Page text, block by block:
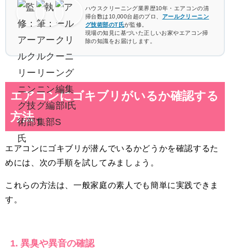
ハウスクリーニング業界歴10年・エアコンの清
掃台数は10,000台超のプロ、
アールクリーニン
グ技術部のT氏が監修。
現場の知見に基づいた正しいお家やエアコン掃
除の知識をお届けします。
エアコンにゴキブリがいるか確認する
方法
エアコンにゴキブリが潜んでいるかどうかを確認するた
めには、次の手順を試してみましょう。
これらの方法は、一般家庭の素人でも簡単に実践できま
す。
1. 異臭や異音の確認